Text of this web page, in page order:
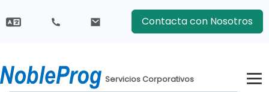
Contacta con Nosotros
Servicios Corporativos